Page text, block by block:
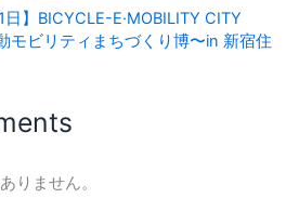
日】BICYCLE-E·MOBILITY CITY
モビリティまちづくり博〜in 新宿住
りません。